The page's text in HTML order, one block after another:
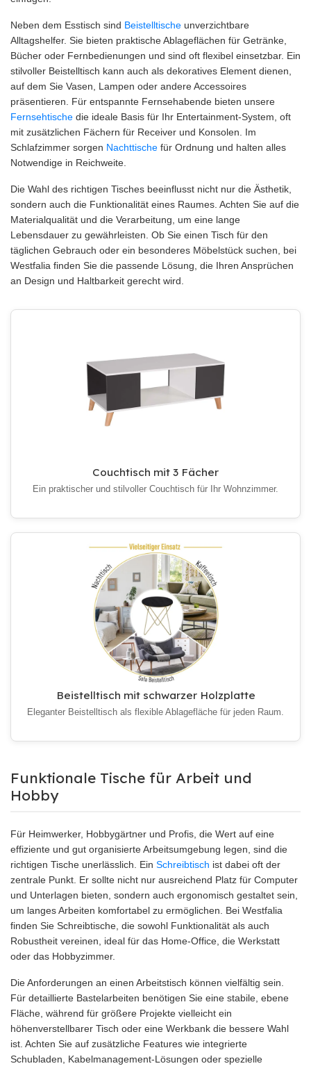
Neben dem Esstisch sind Beistelltische unverzichtbare
Alltagshelfer. Sie bieten praktische Ablageflächen für Getränke,
Bücher oder Fernbedienungen und sind oft flexibel einsetzbar. Ein
stilvoller Beistelltisch kann auch als dekoratives Element dienen,
auf dem Sie Vasen, Lampen oder andere Accessoires
präsentieren. Für entspannte Fernsehabende bieten unsere
Fernsehtische die ideale Basis für Ihr Entertainment-System, oft
mit zusätzlichen Fächern für Receiver und Konsolen. Im
Schlafzimmer sorgen Nachttische für Ordnung und halten alles
Notwendige in Reichweite.
Die Wahl des richtigen Tisches beeinflusst nicht nur die Ästhetik,
sondern auch die Funktionalität eines Raumes. Achten Sie auf die
Materialqualität und die Verarbeitung, um eine lange
Lebensdauer zu gewährleisten. Ob Sie einen Tisch für den
täglichen Gebrauch oder ein besonderes Möbelstück suchen, bei
Westfalia finden Sie die passende Lösung, die Ihren Ansprüchen
an Design und Haltbarkeit gerecht wird.
Couchtisch mit 3 Fächer
Ein praktischer und stilvoller Couchtisch für Ihr Wohnzimmer.
Beistelltisch mit schwarzer Holzplatte
Eleganter Beistelltisch als flexible Ablagefläche für jeden Raum.
Funktionale Tische für Arbeit und
Hobby
Für Heimwerker, Hobbygärtner und Profis, die Wert auf eine
effiziente und gut organisierte Arbeitsumgebung legen, sind die
richtigen Tische unerlässlich. Ein Schreibtisch ist dabei oft der
zentrale Punkt. Er sollte nicht nur ausreichend Platz für Computer
und Unterlagen bieten, sondern auch ergonomisch gestaltet sein,
um langes Arbeiten komfortabel zu ermöglichen. Bei Westfalia
finden Sie Schreibtische, die sowohl Funktionalität als auch
Robustheit vereinen, ideal für das Home-Office, die Werkstatt
oder das Hobbyzimmer.
Die Anforderungen an einen Arbeitstisch können vielfältig sein.
Für detaillierte Bastelarbeiten benötigen Sie eine stabile, ebene
Fläche, während für größere Projekte vielleicht ein
höhenverstellbarer Tisch oder eine Werkbank die bessere Wahl
ist. Achten Sie auf zusätzliche Features wie integrierte
Schubladen, Kabelmanagement-Lösungen oder spezielle